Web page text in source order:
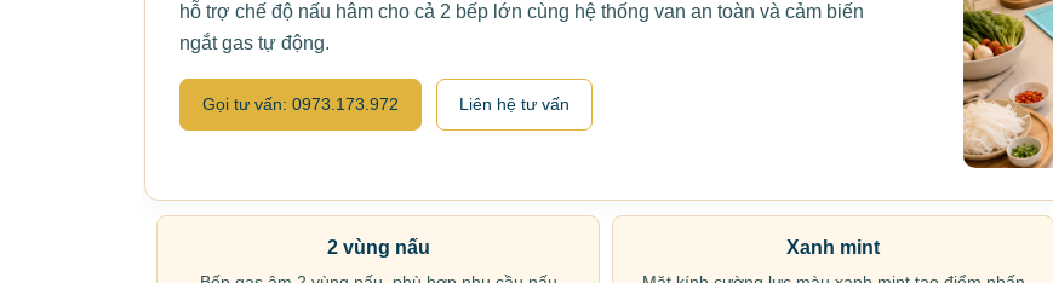
hỗ trợ chế độ nấu hâm cho cả 2 bếp lớn cùng hệ thống van an toàn và cảm biến
ngắt gas tự động.
Gọi tư vấn: 0973.173.972 Liên hệ tư vấn
2 vùng nấu Xanh mint